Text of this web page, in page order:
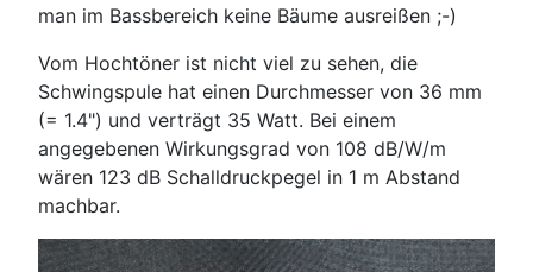
man im Bassbereich keine Bäume ausreißen ;-)
Vom Hochtöner ist nicht viel zu sehen, die
Schwingspule hat einen Durchmesser von 36 mm
(= 1.4") und verträgt 35 Watt. Bei einem
angegebenen Wirkungsgrad von 108 dB/W/m
wären 123 dB Schalldruckpegel in 1 m Abstand
machbar.